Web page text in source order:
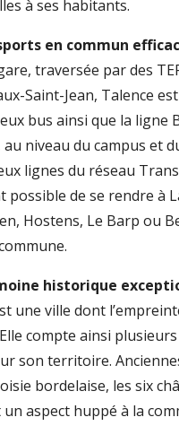
à ses habitants.
en commun
traversée par des
Saint-Jean, Talence
bus ainsi que la ligne
niveau du campus et
lignes du réseau
possible de se rendre à
Hostens, Le Barp ou
historique
une ville dont
compte ainsi plusieurs
son territoire.
bordelaise, les six
aspect huppé à la